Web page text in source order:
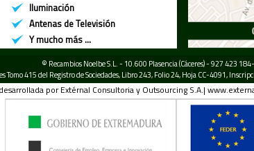
Iluminación
Antenas de Televisión
Y mucho más ...
© Recambios Noelbe S.L. - 10.600 Plasencia (Cáceres) - 927 423
Tomo 415 del Registro de Sociedades, Libro 243, Folio 24, Hoja CC-4091,
por Extérnal Consultoria y Outsourcing S.A.|